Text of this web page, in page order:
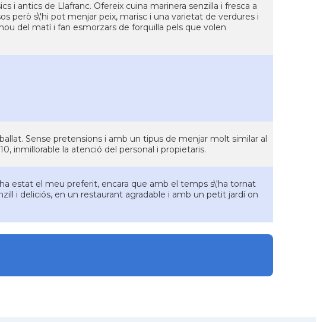
i antics de Llafranc. Ofereix cuina marinera senzilla i fresca a
però s\'hi pot menjar peix, marisc i una varietat de verdures i
del matí i fan esmorzars de forquilla pels que volen
Sense pretensions i amb un tipus de menjar molt similar al
inmillorable la atenció del personal i propietaris.
estat el meu preferit, encara que amb el temps s\'ha tornat
i deliciós, en un restaurant agradable i amb un petit jardí on